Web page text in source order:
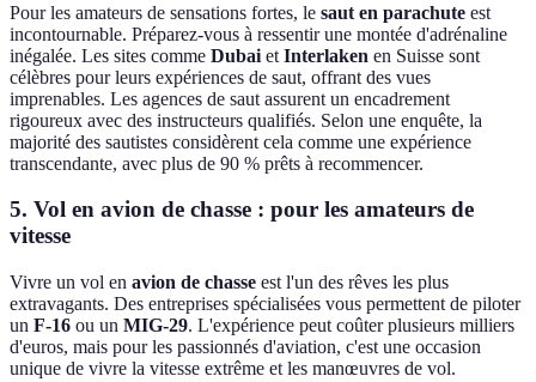
Pour les amateurs de sensations fortes, le saut en parachute est
incontournable. Préparez-vous à ressentir une montée d'adrénaline
inégalée. Les sites comme Dubai et Interlaken en Suisse sont
célèbres pour leurs expériences de saut, offrant des vues
imprenables. Les agences de saut assurent un encadrement
rigoureux avec des instructeurs qualifiés. Selon une enquête, la
majorité des sautistes considèrent cela comme une expérience
transcendante, avec plus de 90 % prêts à recommencer.
5. Vol en avion de chasse : pour les amateurs de
vitesse
Vivre un vol en avion de chasse est l'un des rêves les plus
extravagants. Des entreprises spécialisées vous permettent de piloter
un F-16 ou un MIG-29. L'expérience peut coûter plusieurs milliers
d'euros, mais pour les passionnés d'aviation, c'est une occasion
unique de vivre la vitesse extrême et les manœuvres de vol.